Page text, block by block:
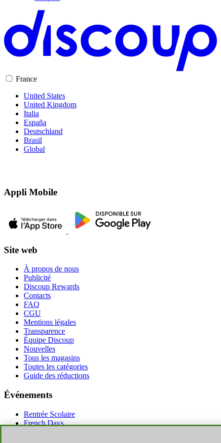
TikTok Shop
France
United States
United Kingdom
Italia
España
Deutschland
Brasil
Global
Appli Mobile
Site web
À propos de nous
Publicité
Discoup Rewards
Contacts
FAQ
CGU
Mentions légales
Transparence
Équipe Discoup
Nouvelles
Tous les magasins
Toutes les catégories
Guide des réductions
Événements
Rentrée Scolaire
French Days